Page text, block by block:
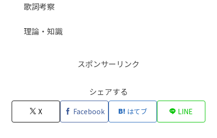
歌詞考察
理論・知識
スポンサーリンク
シェアする
X Facebook はてブ LINE